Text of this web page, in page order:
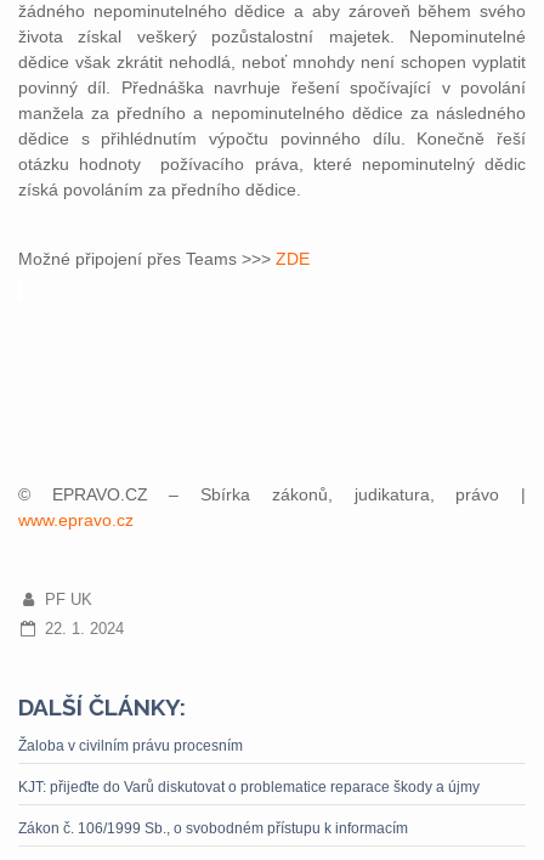
žádného nepominutelného dědice a aby zároveň během svého
života získal veškerý pozůstalostní majetek. Nepominutelné
dědice však zkrátit nehodlá, neboť mnohdy není schopen vyplatit
povinný díl. Přednáška navrhuje řešení spočívající v povolání
manžela za předního a nepominutelného dědice za následného
dědice s přihlédnutím výpočtu povinného dílu. Konečně řeší
otázku hodnoty požívacího práva, které nepominutelný dědic
získá povoláním za předního dědice.
Možné připojení přes Teams >>> ZDE
© EPRAVO.CZ – Sbírka zákonů, judikatura, právo |
www.epravo.cz
PF UK
22. 1. 2024
DALŠÍ ČLÁNKY:
Žaloba v civilním právu procesním
KJT: přijeďte do Varů diskutovat o problematice reparace škody a újmy
Zákon č. 106/1999 Sb., o svobodném přístupu k informacím